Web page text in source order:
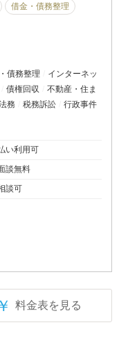
借金・債務整理
債務整理
インターネッ
債権回収
不動産・住ま
務 税務訴訟 行政事件
い利用可
談無料
談可
￥ 料金表を見る